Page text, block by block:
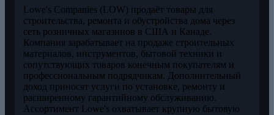
Lowe's Companies (LOW) продаёт товары для
строительства, ремонта и обустройства дома через
сеть розничных магазинов в США и Канаде.
Компания зарабатывает на продаже строительных
материалов, инструментов, бытовой техники и
сопутствующих товаров конечным покупателям и
профессиональным подрядчикам. Дополнительный
доход приносят услуги по установке, ремонту и
расширенному гарантийному обслуживанию.
Ассортимент Lowe's охватывает крупную бытовую